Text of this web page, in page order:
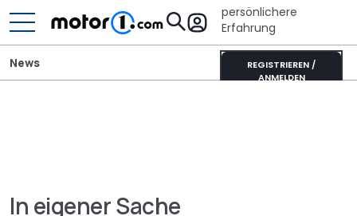
persönlichere
Erfahrung
REGISTRIEREN /
ANMELDEN
News
In eigener Sache